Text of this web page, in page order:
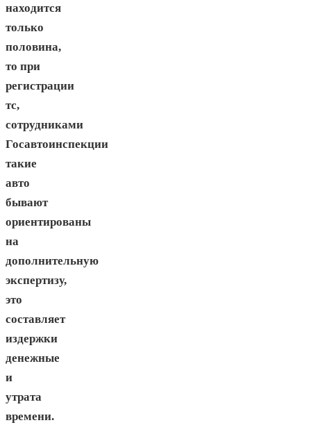
находится
только
половина,
то при
регистрации
тс,
сотрудниками
Госавтоинспекции
такие
авто
бывают
ориентированы
на
дополнительную
экспертизу,
это
составляет
издержки
денежные
и
утрата
времени.